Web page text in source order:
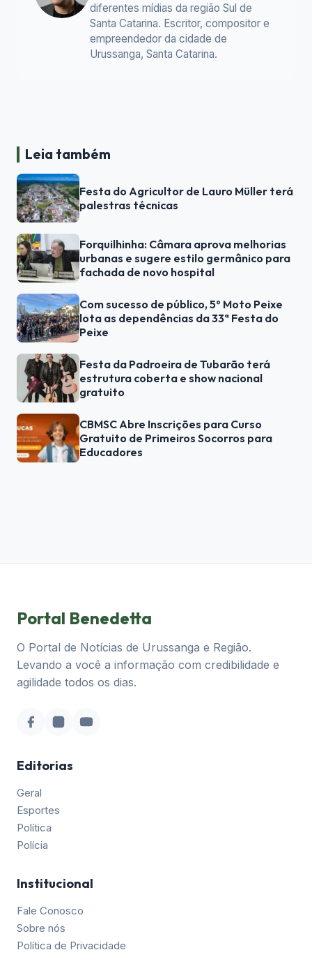
diferentes mídias da região Sul de
Santa Catarina. Escritor, compositor e
empreendedor da cidade de
Urussanga, Santa Catarina.
Leia também
Festa do Agricultor de Lauro Müller terá
palestras técnicas
Forquilhinha: Câmara aprova melhorias
urbanas e sugere estilo germânico para
fachada de novo hospital
Com sucesso de público, 5º Moto Peixe
lota as dependências da 33ª Festa do
Peixe
Festa da Padroeira de Tubarão terá
estrutura coberta e show nacional
gratuito
CBMSC Abre Inscrições para Curso
Gratuito de Primeiros Socorros para
Educadores
Portal Benedetta
O Portal de Notícias de Urussanga e Região.
Levando a você a informação com credibilidade e
agilidade todos os dias.
Editorias
Geral
Esportes
Política
Polícia
Institucional
Fale Conosco
Sobre nós
Política de Privacidade